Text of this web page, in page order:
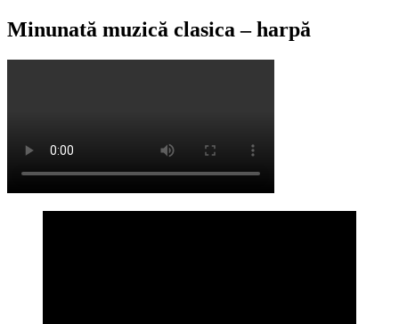
Minunată muzică clasica – harpă